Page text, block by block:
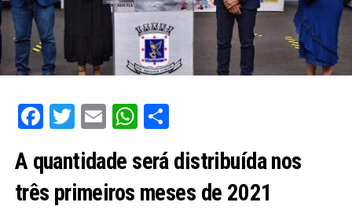
Facebook
Twitter
EmailWhatsApp
Share
A quantidade será distribuída nos
três primeiros meses de 2021